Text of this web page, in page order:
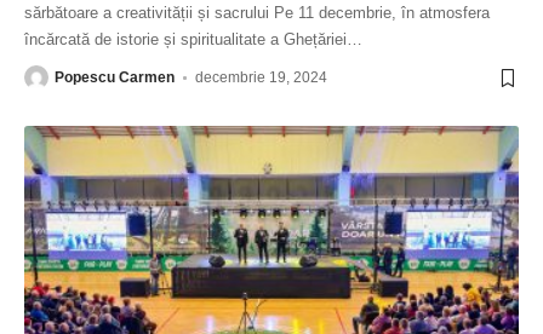
sărbătoare a creativității și sacrului Pe 11 decembrie, în atmosfera
încărcată de istorie și spiritualitate a Ghețăriei…
Popescu Carmen decembrie 19, 2024